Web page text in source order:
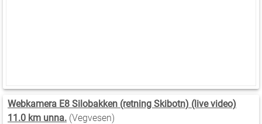
Webkamera E8 Silobakken (retning Skibotn) (live video)
11.0 km unna. (Vegvesen)